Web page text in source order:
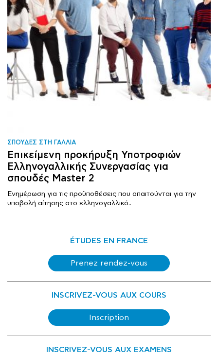
ΣΠΟΥΔΕΣ ΣΤΗ ΓΑΛΛΙΑ
Επικείμενη προκήρυξη Υποτροφιών
Ελληνογαλλικής Συνεργασίας για
σπουδές Master 2
Ενημέρωση για τις προϋποθέσεις που απαιτούνται για την
υποβολή αίτησης στο ελληνογαλλικό..
ÉTUDES EN FRANCE
Prenez rendez-vous
INSCRIVEZ-VOUS AUX COURS
Inscription
INSCRIVEZ-VOUS AUX EXAMENS